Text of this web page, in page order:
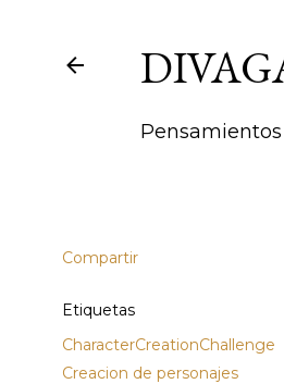
Compartir
Etiquetas
CharacterCreationChallenge
Creacion de personajes